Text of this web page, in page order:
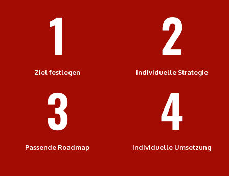
1
Ziel festlegen
2
Individuelle Strategie
3
Passende Roadmap
4
individuelle Umsetzung